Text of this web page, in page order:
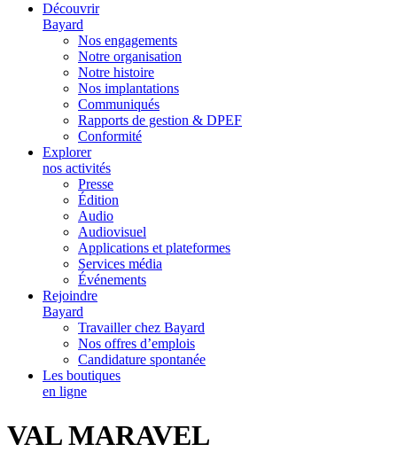
Découvrir
Bayard
Nos engagements
Notre organisation
Notre histoire
Nos implantations
Communiqués
Rapports de gestion & DPEF
Conformité
Explorer
nos activités
Presse
Édition
Audio
Audiovisuel
Applications et plateformes
Services média
Événements
Rejoindre
Bayard
Travailler chez Bayard
Nos offres d’emplois
Candidature spontanée
Les boutiques
en ligne
VAL MARAVEL